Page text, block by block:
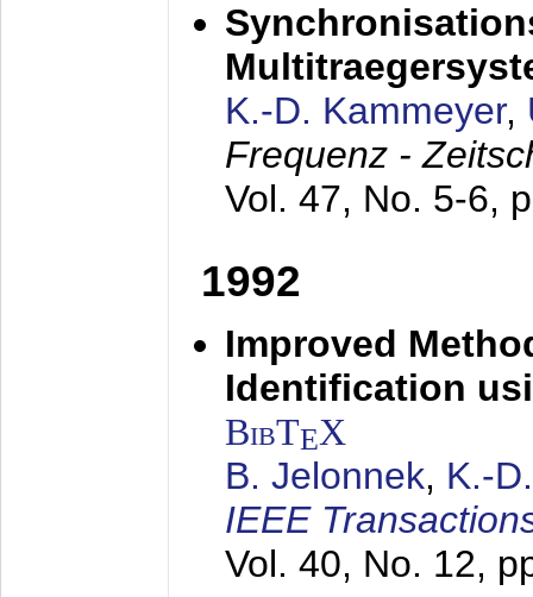
K.-D. Kammeyer,
Frequenz -
Vol. 47, No. 5-6,
1992
Improved
Identification
BibTEX
B. Jelonnek, K.-
IEEE
Vol. 40, No. 12,